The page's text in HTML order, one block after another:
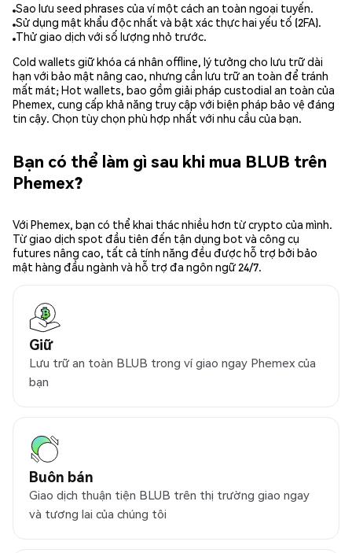
Sao lưu seed phrases của ví một cách an toàn ngoại tuyến.
Sử dụng mật khẩu độc nhất và bật xác thực hai yếu tố (2FA).
Thử giao dịch với số lượng nhỏ trước.
Cold wallets giữ khóa cá nhân offline, lý tưởng cho lưu trữ dài
hạn với bảo mật nâng cao, nhưng cần lưu trữ an toàn để tránh
mất mát; Hot wallets, bao gồm giải pháp custodial an toàn của
Phemex, cung cấp khả năng truy cập với biện pháp bảo vệ đáng
tin cậy. Chọn tùy chọn phù hợp nhất với nhu cầu của bạn.
Bạn có thể làm gì sau khi mua BLUB trên
Phemex?
Với Phemex, bạn có thể khai thác nhiều hơn từ crypto của mình.
Từ giao dịch spot đầu tiên đến tận dụng bot và công cụ
futures nâng cao, tất cả tính năng đều được hỗ trợ bởi bảo
mật hàng đầu ngành và hỗ trợ đa ngôn ngữ 24/7.
Giữ
Lưu trữ an toàn BLUB trong ví giao ngay Phemex của
bạn
Buôn bán
Giao dịch thuận tiện BLUB trên thị trường giao ngay
và tương lai của chúng tôi